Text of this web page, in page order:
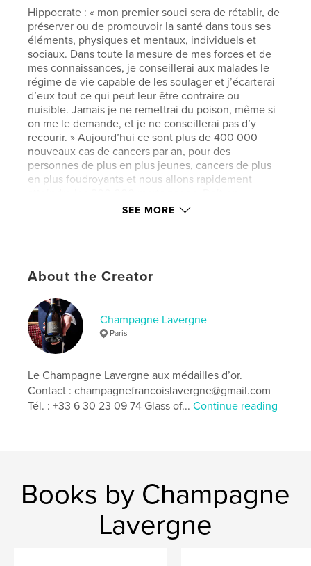
Hippocrate : « mon premier souci sera de rétablir, de
préserver ou de promouvoir la santé dans tous ses
éléments, physiques et mentaux, individuels et
sociaux. Dans toute la mesure de mes forces et de
mes connaissances, je conseillerai aux malades le
régime de vie capable de les soulager et j’écarterai
d’eux tout ce qui peut leur être contraire ou
nuisible. Jamais je ne remettrai du poison, même si
on me le demande, et je ne conseillerai pas d’y
recourir. » Aujourd’hui ce sont plus de 400 000
nouveaux cas de cancers par an, pour des
personnes de plus en plus jeunes, cancers de plus
en plus foudroyants et nous allons rapidement
remettre en question les traitements et le système
cellulaire au sens de la vie – compose un chant
écriture torrentielle et intime, où une simple cure de
citron devient un acte de renaissance face à la
maladie, vous offrez un témoignage d'une lucidité
brute, empreint de sagesse et d’un humour discret
Author website
https://www.twil.fr/france/champagne/champagne-fr
Primary Category: Health & Fitness
Additional Categories
Religion & Spirituality
,
Cookbooks & Recipe Books
SEE MORE
About the Creator
Champagne Lavergne
Paris
Le Champagne Lavergne aux médailles d’or.
Contact : champagnefrancoislavergne@gmail.com
Tél. : +33 6 30 23 09 74 Glass of...Continue reading
Books by Champagne
Lavergne